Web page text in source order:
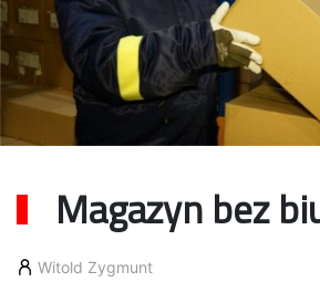
Magazyn bez
Witold Zygmunt